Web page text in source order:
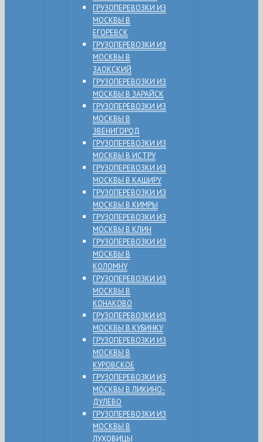
ГРУЗОПЕРЕВОЗКИ ИЗ
МОСКВЫ В
ЕГОРЕВСК
ГРУЗОПЕРЕВОЗКИ ИЗ
МОСКВЫ В
ЗАОКСКИЙ
ГРУЗОПЕРЕВОЗКИ ИЗ
МОСКВЫ В ЗАРАЙСК
ГРУЗОПЕРЕВОЗКИ ИЗ
МОСКВЫ В
ЗВЕНИГОРОД
ГРУЗОПЕРЕВОЗКИ ИЗ
МОСКВЫ В ИСТРУ
ГРУЗОПЕРЕВОЗКИ ИЗ
МОСКВЫ В КАШИРУ
ГРУЗОПЕРЕВОЗКИ ИЗ
МОСКВЫ В КИМРЫ
ГРУЗОПЕРЕВОЗКИ ИЗ
МОСКВЫ В КЛИН
ГРУЗОПЕРЕВОЗКИ ИЗ
МОСКВЫ В
КОЛОМНУ
ГРУЗОПЕРЕВОЗКИ ИЗ
МОСКВЫ В
КОНАКОВО
ГРУЗОПЕРЕВОЗКИ ИЗ
МОСКВЫ В КУБИНКУ
ГРУЗОПЕРЕВОЗКИ ИЗ
МОСКВЫ В
КУРОВСКОЕ
ГРУЗОПЕРЕВОЗКИ ИЗ
МОСКВЫ В ЛИКИНО-
ДУЛЕВО
ГРУЗОПЕРЕВОЗКИ ИЗ
МОСКВЫ В
ЛУХОВИЦЫ